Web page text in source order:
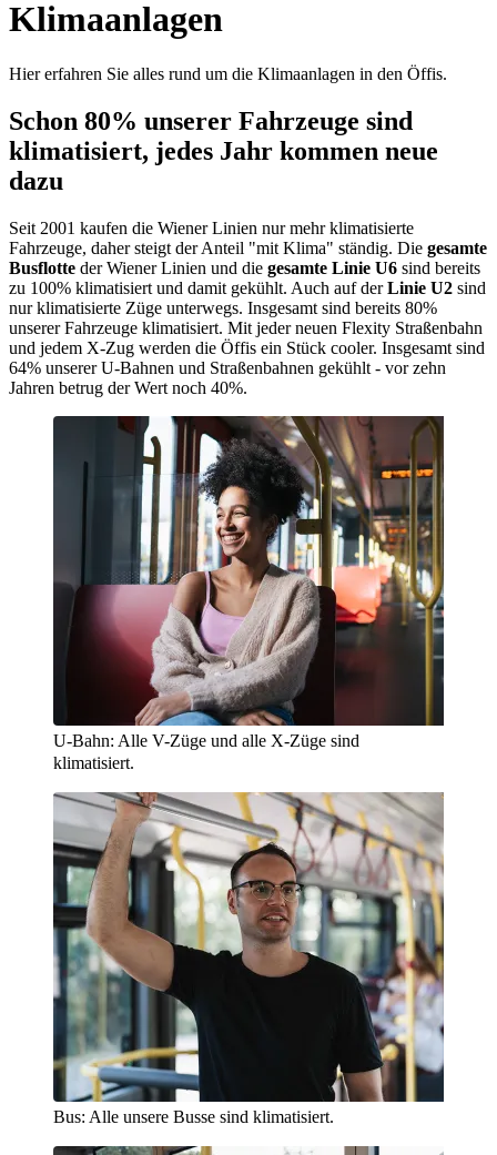
Klimaanlagen
Hier erfahren Sie alles rund um die Klimaanlagen in den Öffis.
Schon 80% unserer Fahrzeuge sind
klimatisiert, jedes Jahr kommen neue
dazu
Seit 2001 kaufen die Wiener Linien nur mehr klimatisierte
Fahrzeuge, daher steigt der Anteil "mit Klima" ständig. Die gesamte
Busflotte der Wiener Linien und die gesamte Linie U6 sind bereits
zu 100% klimatisiert und damit gekühlt. Auch auf derLinie U2 sind
nur klimatisierte Züge unterwegs. Insgesamt sind bereits 80%
unserer Fahrzeuge klimatisiert. Mit jeder neuen Flexity Straßenbahn
und jedem X-Zug werden die Öffis ein Stück cooler. Insgesamt sind
64% unserer U-Bahnen und Straßenbahnen gekühlt - vor zehn
Jahren betrug der Wert noch 40%.
U-Bahn: Alle V-Züge und alle X-Züge sind
klimatisiert.
Bus: Alle unsere Busse sind klimatisiert.